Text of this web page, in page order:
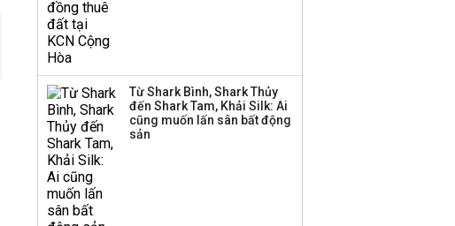
BIDV sắp phát hành
gần 500 triệu cổ phiếu,
tăng vốn lên gần
Từ Shark Bình, Shark Thủy
đến Shark Tam, Khải Silk: Ai
cũng muốn lấn sân bất động
sản